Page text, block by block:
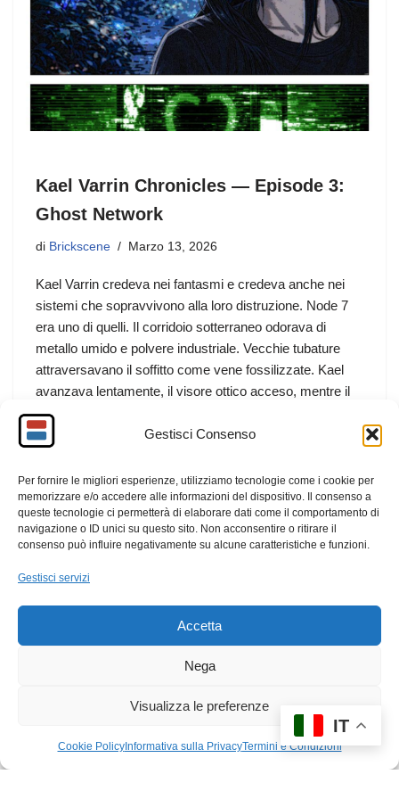
Gestisci Consenso
Per fornire le migliori esperienze, utilizziamo tecnologie come i cookie per
memorizzare e/o accedere alle informazioni del dispositivo. Il consenso a
queste tecnologie ci permetterà di elaborare dati come il comportamento di
navigazione o ID unici su questo sito. Non acconsentire o ritirare il
consenso può influire negativamente su alcune caratteristiche e funzioni.
Gestisci servizi
Accetta
Nega
Visualizza le preferenze
Cookie PolicyInformativa sulla PrivacyTermini e Condizioni
Kael Varrin Chronicles — Episode 3:
Ghost Network
di Brickscene Marzo 13, 2026
Kael Varrin credeva nei fantasmi e credeva anche nei
sistemi che sopravvivono alla loro distruzione. Node 7
era uno di quelli. Il corridoio sotterraneo odorava di
metallo umido e polvere industriale. Vecchie tubature
attraversavano il soffitto come vene fossilizzate. Kael
avanzava lentamente, il visore ottico acceso, mentre il
segnale intermittente continuava a pulsare nel ricevitore.
Tre battiti. Pausa. Tre battiti. Pausa…Lo stesso ritmo
trovarsi li sotto.
F
a
c
e
b
M
a
o
d
E
m
C
o
di
vi
di
IT